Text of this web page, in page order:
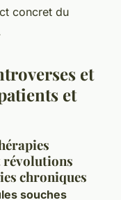
concret du
et
et
révolutions
chroniques
souches